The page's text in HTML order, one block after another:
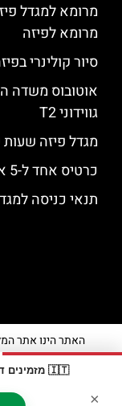
🇮🇹 מזמינים דרך Booking? קבלו
×
מרומא למגדל
מרומא לפיזה
סיור קולינרי
אוטובוס משדה
גווידוני T2
מגדל פיזה
כרטיס אחד ל-5 אטרקציות בפיזה
תנאי כניסה
האתר הינו אתר